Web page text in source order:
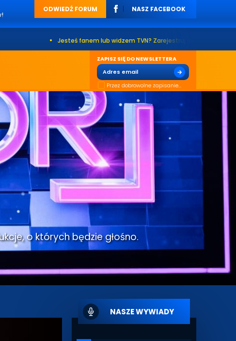
ODWIEDŹ FORUM NASZ FACEBOOK
Jesteś fanem lub widzem TVN? Zarejestruj się na naszym forum. Już
ZAPISZ SIĘ DO NEWSLETTERA
Przez dobrowolne zapisanie...
o których będzie głośno.
NASZE WYWIADY